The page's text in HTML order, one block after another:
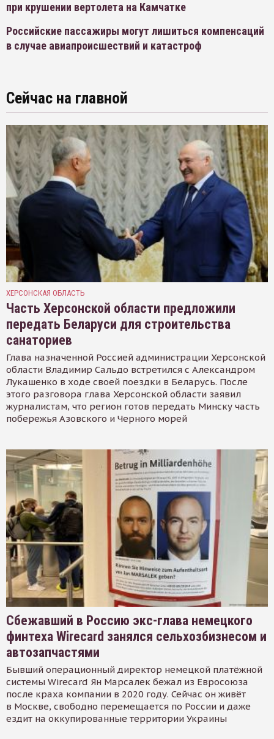
при крушении вертолета на Камчатке
Российские пассажиры могут лишиться компенсаций
в случае авиапроисшествий и катастроф
Сейчас на главной
ХЕРСОНСКАЯ ОБЛАСТЬ
Часть Херсонской области предложили
передать Беларуси для строительства
санаториев
Глава назначенной Россией администрации Херсонской
области Владимир Сальдо встретился с Александром
Лукашенко в ходе своей поездки в Беларусь. После
этого разговора глава Херсонской области заявил
журналистам, что регион готов передать Минску часть
побережья Азовского и Черного морей
Сбежавший в Россию экс-глава немецкого
финтеха Wirecard занялся сельхозбизнесом и
автозапчастями
Бывший операционный директор немецкой платёжной
системы Wirecard Ян Марсалек бежал из Евросоюза
после краха компании в 2020 году. Сейчас он живёт
в Москве, свободно перемещается по России и даже
ездит на оккупированные территории Украины